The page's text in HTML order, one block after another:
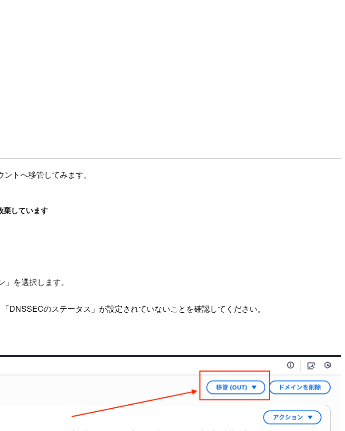
トへ移管してみます。
棄しています
を選択します。
のステータス」が設定されていないことを確認してください。